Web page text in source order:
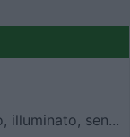
illuminato, sen...